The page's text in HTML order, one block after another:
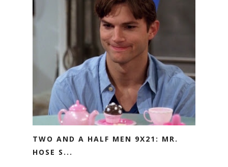
TWO AND A HALF MEN 9X21: MR.
HOSE S...